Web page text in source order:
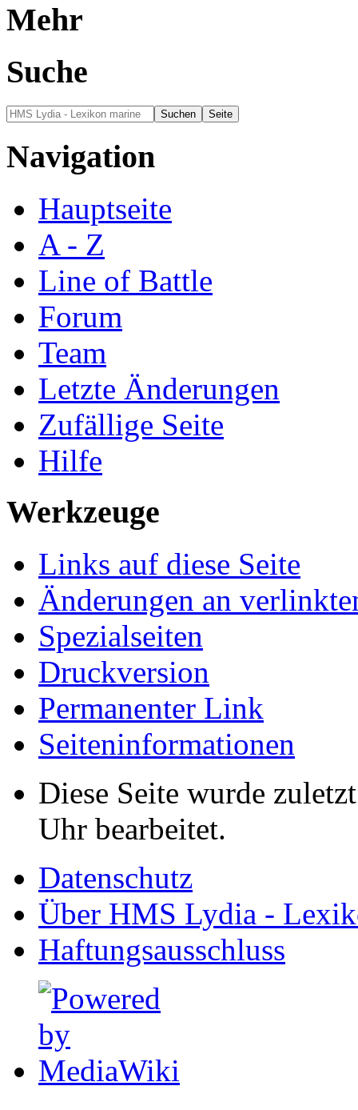
Mehr
Suche
Navigation
Hauptseite
A - Z
Line of Battle
Forum
Team
Letzte Änderungen
Zufällige Seite
Hilfe
Werkzeuge
Links auf diese Seite
Änderungen an
Spezialseiten
Druckversion
Permanenter Link
Seiten­informationen
Diese Seite wurde
Uhr bearbeitet.
Datenschutz
Über HMS Lydia -
Haftungsausschluss